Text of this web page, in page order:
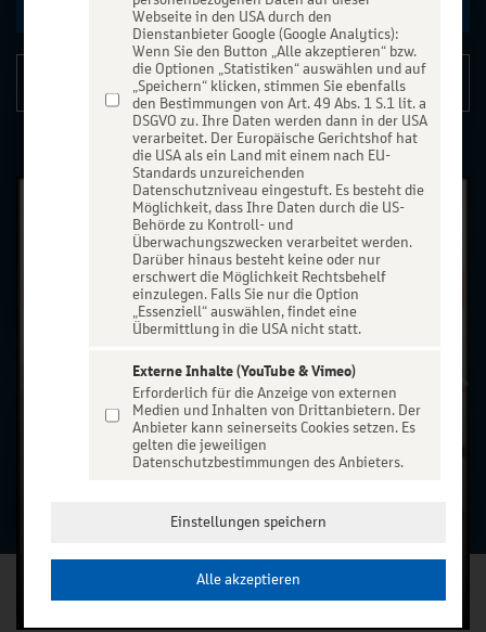
Details
Webseite in den USA durch den
Dienstanbieter Google (Google Analytics):
Wenn Sie den Button „Alle akzeptieren“ bzw.
die Optionen „Statistiken“ auswählen und auf
„Speichern“ klicken, stimmen Sie ebenfalls
den Bestimmungen von Art. 49 Abs. 1 S.1 lit. a
DSGVO zu. Ihre Daten werden dann in der USA
verarbeitet. Der Europäische Gerichtshof hat
die USA als ein Land mit einem nach EU-
Standards unzureichenden
Datenschutzniveau eingestuft. Es besteht die
Möglichkeit, dass Ihre Daten durch die US-
Behörde zu Kontroll- und
Überwachungszwecken verarbeitet werden.
Darüber hinaus besteht keine oder nur
erschwert die Möglichkeit Rechtsbehelf
einzulegen. Falls Sie nur die Option
„Essenziell“ auswählen, findet eine
Übermittlung in die USA nicht statt.
Externe Inhalte (YouTube & Vimeo)
Erforderlich für die Anzeige von externen
Medien und Inhalten von Drittanbietern. Der
Anbieter kann seinerseits Cookies setzen. Es
gelten die jeweiligen
Datenschutzbestimmungen des Anbieters.
Einstellungen speichern
Alle akzeptieren